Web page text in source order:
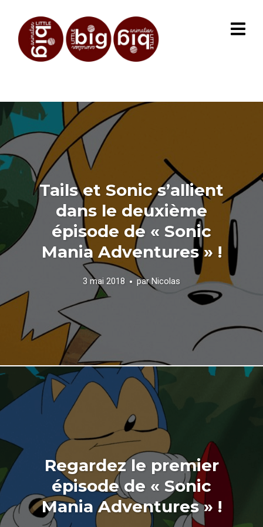
Tails et Sonic s’allient
dans le deuxième
épisode de « Sonic
Mania Adventures » !
3 mai 2018 parNicolas
Regardez le premier
épisode de « Sonic
Mania Adventures » !